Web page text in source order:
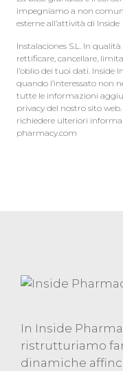
impegniamo a non
esterne all’attività di Inside
Instalaciones S.L. In
rettificare, cancellare,
l’oblio dei tuoi dati. Inside
quando l’interessato non
tutte le informazioni
privacy del nostro sito
richiedere ulteriori
pharmacy.com
In Inside
ristrutturiamo
dinamiche